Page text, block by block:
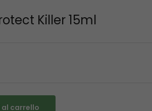
Killer 15ml
carrello